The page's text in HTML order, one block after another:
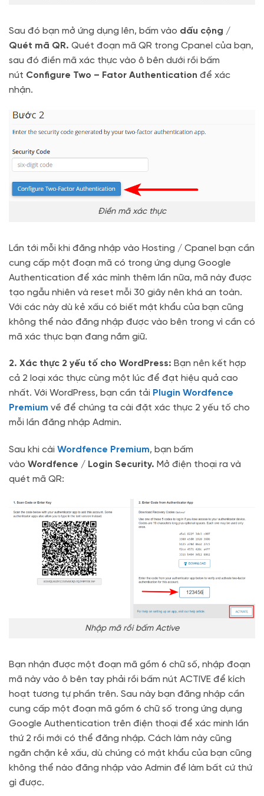
Sau đó bạn mở ứng dụng lên, bấm vào dấu cộng /
Quét mã QR. Quét đoạn mã QR trong Cpanel của bạn,
sau đó điền mã xác thực vào ô bên dưới rồi bấm
nút Configure Two – Fator Authentication để xác
nhận.
Điền mã xác thực
Lần tới mỗi khi đăng nhập vào Hosting / Cpanel bạn cần
cung cấp một đoạn mã có trong ứng dụng Google
Authentication để xác mình thêm lần nữa, mã này được
tạo ngẫu nhiên và reset mỗi 30 giây nên khá an toàn.
Với các này dù kẻ xấu có biết mật khẩu của bạn cũng
không thể nào đăng nhập được vào bên trong vì cần có
mã xác thực bạn đang nắm giữ.
2. Xác thực 2 yếu tố cho WordPress: Bạn nên kết hợp
cả 2 loại xác thực cùng một lúc để đạt hiệu quả cao
nhất. Với WordPress, bạn cần tải Plugin Wordfence
Premium về để chúng ta cài đặt xác thực 2 yếu tố cho
mỗi lần đăng nhập Admin.
Sau khi cài Wordfence Premium, bạn bấm
vào Wordfence / Login Security. Mở điện thoại ra và
quét mã QR:
Nhập mã rồi bấm Active
Bạn nhận được một đoạn mã gồm 6 chữ số, nhập đoạn
mã này vào ô bên tay phải rồi bấm nút ACTIVE để kích
hoạt tương tự phần trên. Sau này bạn đăng nhập cần
cung cấp một đoạn mã gồm 6 chữ số trong ứng dụng
Google Authentication trên điện thoại để xác minh lần
thứ 2 rồi mới có thể đăng nhập. Cách làm này cũng
ngăn chặn kẻ xấu, dù chúng có mật khẩu của bạn cũng
không thể nào đăng nhập vào Admin để làm bất cứ thứ
gì được.